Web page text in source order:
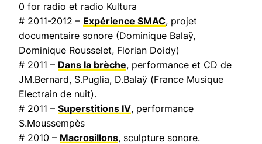
0 for radio et radio Kultura
# 2011-2012 – Expérience SMAC, projet
documentaire sonore (Dominique Balaÿ,
Dominique Rousselet, Florian Doidy)
# 2011 – Dans la brèche, performance et CD de
JM.Bernard, S.Puglia, D.Balaÿ (France Musique
Electrain de nuit).
# 2011 – Superstitions IV, performance
S.Moussempès
# 2010 – Macrosillons, sculpture sonore.